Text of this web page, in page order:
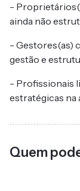
-
ainda não
- Gestores(as)
gestão e
- Profissionais
estratégicas na
Quem